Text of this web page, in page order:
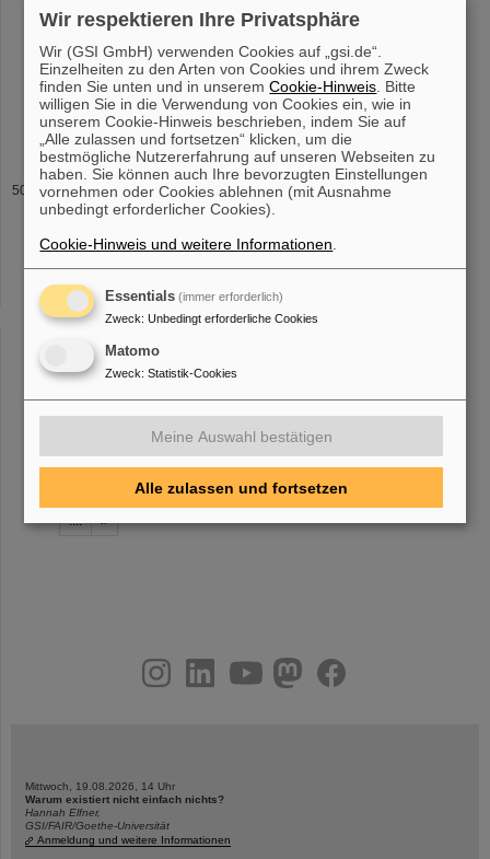
Verwendung von Cookies1. Beschreibung und Umfang der
Datenverarbeitung Unsere Webseiten (webCubes) verwenden [...]
Verarbeitung gem. Art. 6 Abs.1lit. a oder Art. 9 Abs. 2 lit. a
DSGVO stützte, und es fehlt an einer anderweitigen
Rechtsgrundlage für die Verarbeitung. Sie legen gem. Art. 21 Abs.
1DSGVO Widerspruch gegen
DS Committeedocs
ße164291 Darmstadt Deutschland Telefon: +49-6159-71-0 E-
Mail: info at gsi.de Webseite: www.GSI.de II. Name und Anschrift
der*des Datenschutzbeauftragten Stabsabteilung Datenschutz
Planckstraße164291 [...] liegt auch unser berechtigtes Interesse
an der Datenverarbeitung nach Art. 6 Abs.
Verwendung von Cookies1. Beschreibung und Umfang der
Verarbeitung gem. Art. 6 Abs.
DSGVO stützte, und es fehlt an einer anderweitigen
1DSGVO Widerspruch gegen
45 46 47 48 49 50 51
....
»
youtubehelmholtz.socialfacebook
Mittwoch, 19.08.2026, 14 Uhr
Warum existiert nicht einfach nichts?
Hannah Elfner,
GSI/FAIR/Goethe-Universität
Anmeldung und weitere Informationen
Wir respektieren Ihre Privatsphäre
Wir (GSI GmbH) verwenden Cookies auf „gsi.de“.
Einzelheiten zu den Arten von Cookies und ihrem Zweck
finden Sie unten und in unseremCookie-Hinweis . Bitte
willigen Sie in die Verwendung von Cookies ein, wie in
unserem Cookie-Hinweis beschrieben, indem Sie auf
„Alle zulassen und fortsetzen“ klicken, um die
bestmögliche Nutzererfahrung auf unseren Webseiten zu
haben. Sie können auch Ihre bevorzugten Einstellungen
vornehmen oder Cookies ablehnen (mit Ausnahme
unbedingt erforderlicher Cookies).
Cookie-Hinweis und weitere Informationen
Essentials (immer erforderlich)
Zweck: Unbedingt erforderliche Cookies
Matomo
Zweck: Statistik-Cookies
Meine Auswahl bestätigen
Alle zulassen und fortsetzen